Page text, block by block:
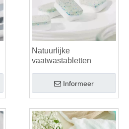
Natuurlijke
vaatwastabletten
Informeer